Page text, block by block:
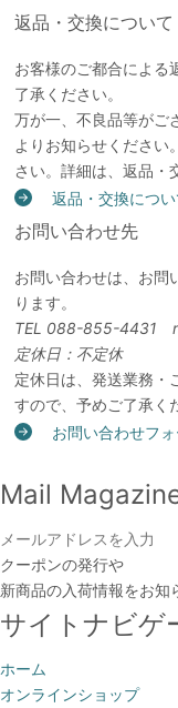
返品・交換について
お客様のご都合による
了承ください。
万が一、不良品等がご
よりお知らせください
さい。詳細は、返品・
返品・交換につい
お問い合わせ先
お問い合わせは、お問
ります。
TEL 088-855-4431
定休日：不定休
定休日は、発送業務・
すので、予めご了承く
お問い合わせフォ
Mail
クーポンの発行や
新商品の入荷情報をお知
サイトナビゲ
ホーム
オンラインショップ